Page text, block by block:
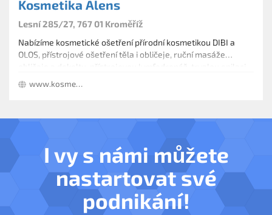
Kosmetika Alens
Lesní 285/27, 767 01 Kroměříž
Nabízíme kosmetické ošetření přírodní kosmetikou DIBI a
OLOS, přístrojové ošetření těla i obličeje, ruční masáže
obličeje a dekoltu, přístrojovou lymfodrenáž, trvalou epilaci
(IPL) špičkovým, profesionálním přístrojem E-light a další.
www.kosmetikaalens.cz
I vy s námi můžete
nastartovat své
podnikání!